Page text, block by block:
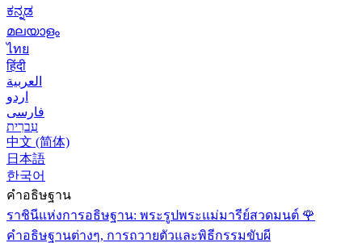
ಕನ್ನಡ
മലയാളം
ไทย
हिंदी
العربية
اردو
فارسی
עִברִית
中文 (简体)
日本語
한국어
คำอธิษฐาน
ราชินีแห่งการอธิษฐาน: พระรูปพระแม่มารีย์สวดมนต์ 🌹
คำอธิษฐานต่างๆ, การถวายตัวและพิธีกรรมขับผี